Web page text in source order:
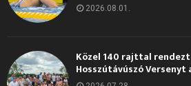
2026.08.01.
Közel 140 rajttal
Hosszútávúszó Versenyt